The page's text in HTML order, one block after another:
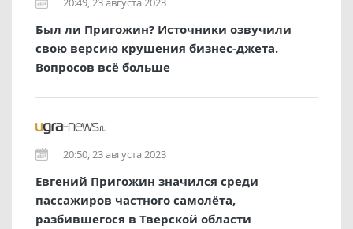
Был ли Пригожин? Источники озвучили
свою версию крушения бизнес-джета.
Вопросов всё больше
20:50, 23 августа 2023
Евгений Пригожин значился среди
пассажиров частного самолёта,
разбившегося в Тверской области